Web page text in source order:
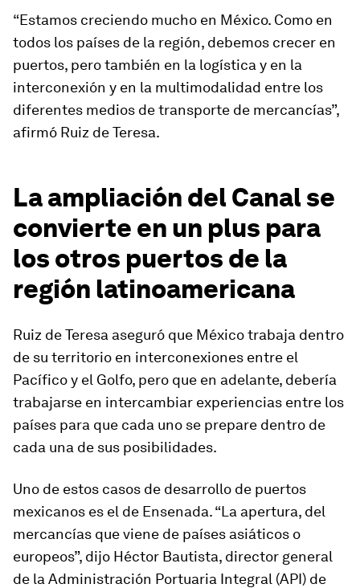
“Estamos creciendo mucho en México. Como en
todos los países de la región, debemos crecer en
puertos, pero también en la logística y en la
interconexión y en la multimodalidad entre los
diferentes medios de transporte de mercancías”,
afirmó Ruiz de Teresa.
La ampliación del Canal se
convierte en un plus para
los otros puertos de la
región latinoamericana
Ruiz de Teresa aseguró que México trabaja dentro
de su territorio en interconexiones entre el
Pacífico y el Golfo, pero que en adelante, debería
trabajarse en intercambiar experiencias entre los
países para que cada uno se prepare dentro de
cada una de sus posibilidades.
Uno de estos casos de desarrollo de puertos
mexicanos es el de Ensenada. “La apertura, del
mercancías que viene de países asiáticos o
europeos”, dijo Héctor Bautista, director general
de la Administración Portuaria Integral (API) de